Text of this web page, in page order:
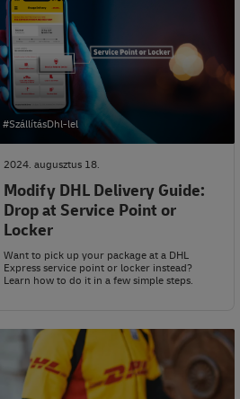
#SzállításDhl-lel
2024. augusztus 18.
Modify DHL Delivery Guide:
Drop at Service Point or
Locker
Want to pick up your package at a DHL
Express service point or locker instead?
Learn how to do it in a few simple steps.